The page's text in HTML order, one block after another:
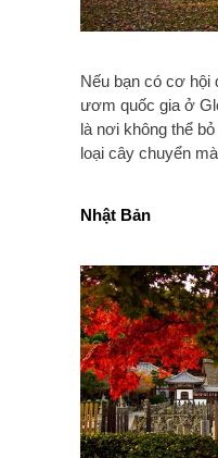
Nếu bạn có cơ hội
ươm quốc gia ở
là nơi không thể
loại cây chuyển
Nhật Bản